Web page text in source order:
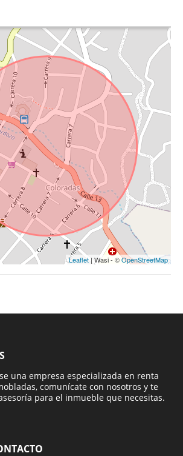
Leaflet | Wasi - ©OpenStreetMap
una empresa especializada en renta
comunícate con nosotros y te
para el inmueble que necesitas.